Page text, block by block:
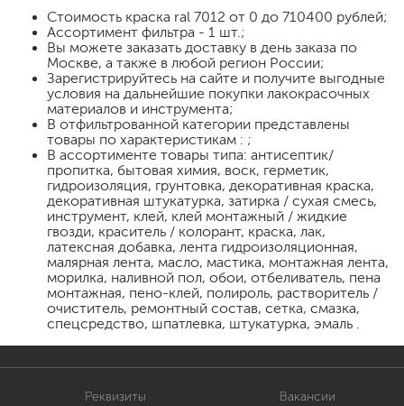
Стоимость краска ral 7012 от 0 до 710400 рублей;
Ассортимент фильтра - 1 шт.;
Вы можете заказать доставку в день заказа по
Москве, а также в любой регион России;
Зарегистрируйтесь на сайте и получите выгодные
условия на дальнейшие покупки лакокрасочных
материалов и инструмента;
В отфильтрованной категории представлены
товары по характеристикам : ;
В ассортименте товары типа: антисептик/
пропитка, бытовая химия, воск, герметик,
гидроизоляция, грунтовка, декоративная краска,
декоративная штукатурка, затирка / сухая смесь,
инструмент, клей, клей монтажный / жидкие
гвозди, краситель / колорант, краска, лак,
латексная добавка, лента гидроизоляционная,
малярная лента, масло, мастика, монтажная лента,
морилка, наливной пол, обои, отбеливатель, пена
монтажная, пено-клей, полироль, растворитель /
очиститель, ремонтный состав, сетка, смазка,
спецсредство, шпатлевка, штукатурка, эмаль .
Реквизиты
Вакансии